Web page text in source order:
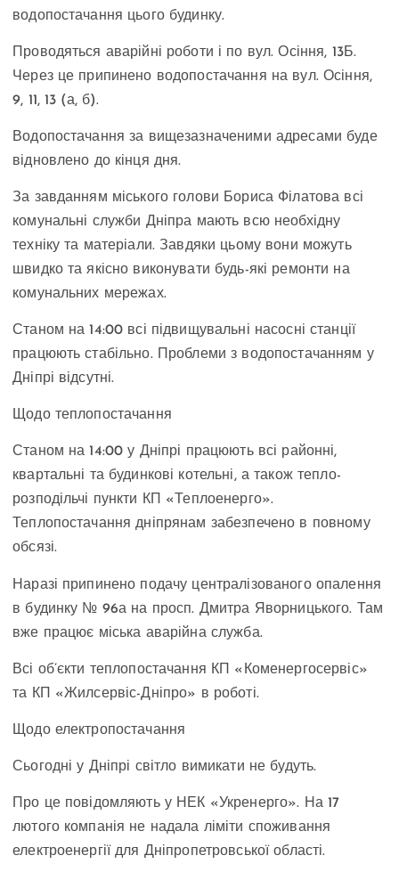
водопостачання цього будинку.
Проводяться аварійні роботи і по вул. Осіння, 13Б.
Через це припинено водопостачання на вул. Осіння,
9, 11, 13 (а, б).
Водопостачання за вищезазначеними адресами буде
відновлено до кінця дня.
За завданням міського голови Бориса Філатова всі
комунальні служби Дніпра мають всю необхідну
техніку та матеріали. Завдяки цьому вони можуть
швидко та якісно виконувати будь-які ремонти на
комунальних мережах.
Станом на 14:00 всі підвищувальні насосні станції
працюють стабільно. Проблеми з водопостачанням у
Дніпрі відсутні.
Щодо теплопостачання
Станом на 14:00 у Дніпрі працюють всі районні,
квартальні та будинкові котельні, а також тепло-
розподільчі пункти КП «Теплоенерго».
Теплопостачання дніпрянам забезпечено в повному
обсязі.
Наразі припинено подачу централізованого опалення
в будинку № 96а на просп. Дмитра Яворницького. Там
вже працює міська аварійна служба.
Всі об’єкти теплопостачання КП «Коменергосервіс»
та КП «Жилсервіс-Дніпро» в роботі.
Щодо електропостачання
Сьогодні у Дніпрі світло вимикати не будуть.
Про це повідомляють у НЕК «Укренерго». На 17
лютого компанія не надала ліміти споживання
електроенергії для Дніпропетровської області.